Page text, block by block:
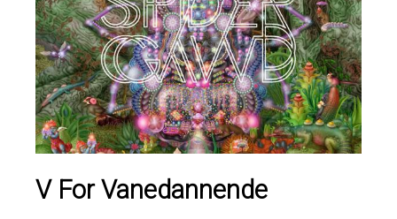
V For Vanedannende